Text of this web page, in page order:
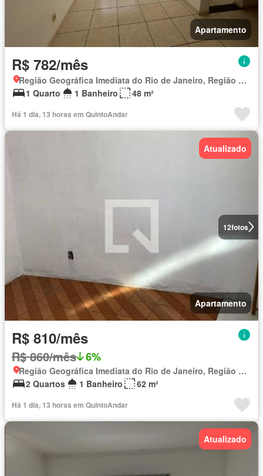
Apartamento
R$ 782/mês
Região Geográfica Imediata do Rio de Janeiro, Região Metropolitana do Rio de Janeiro
1 Quarto
1 Banheiro 48 m²
Há 1 dia, 13 horas em QuintoAndar
12fotos
Atualizado
Apartamento
R$ 810/mês
R$ 860/mês 6%
Região Geográfica Imediata do Rio de Janeiro, Região Metropolitana do Rio de Janeiro
2 Quartos
1 Banheiro 62 m²
Há 1 dia, 13 horas em QuintoAndar
Atualizado